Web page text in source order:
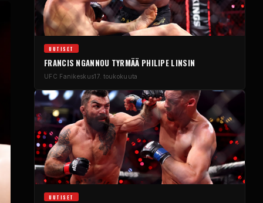
UUTISET
FRANCIS NGANNOU TYRMÄÄ PHILIPE LINSIN
UFC Fanikeskus17. toukokuuta
UUTISET